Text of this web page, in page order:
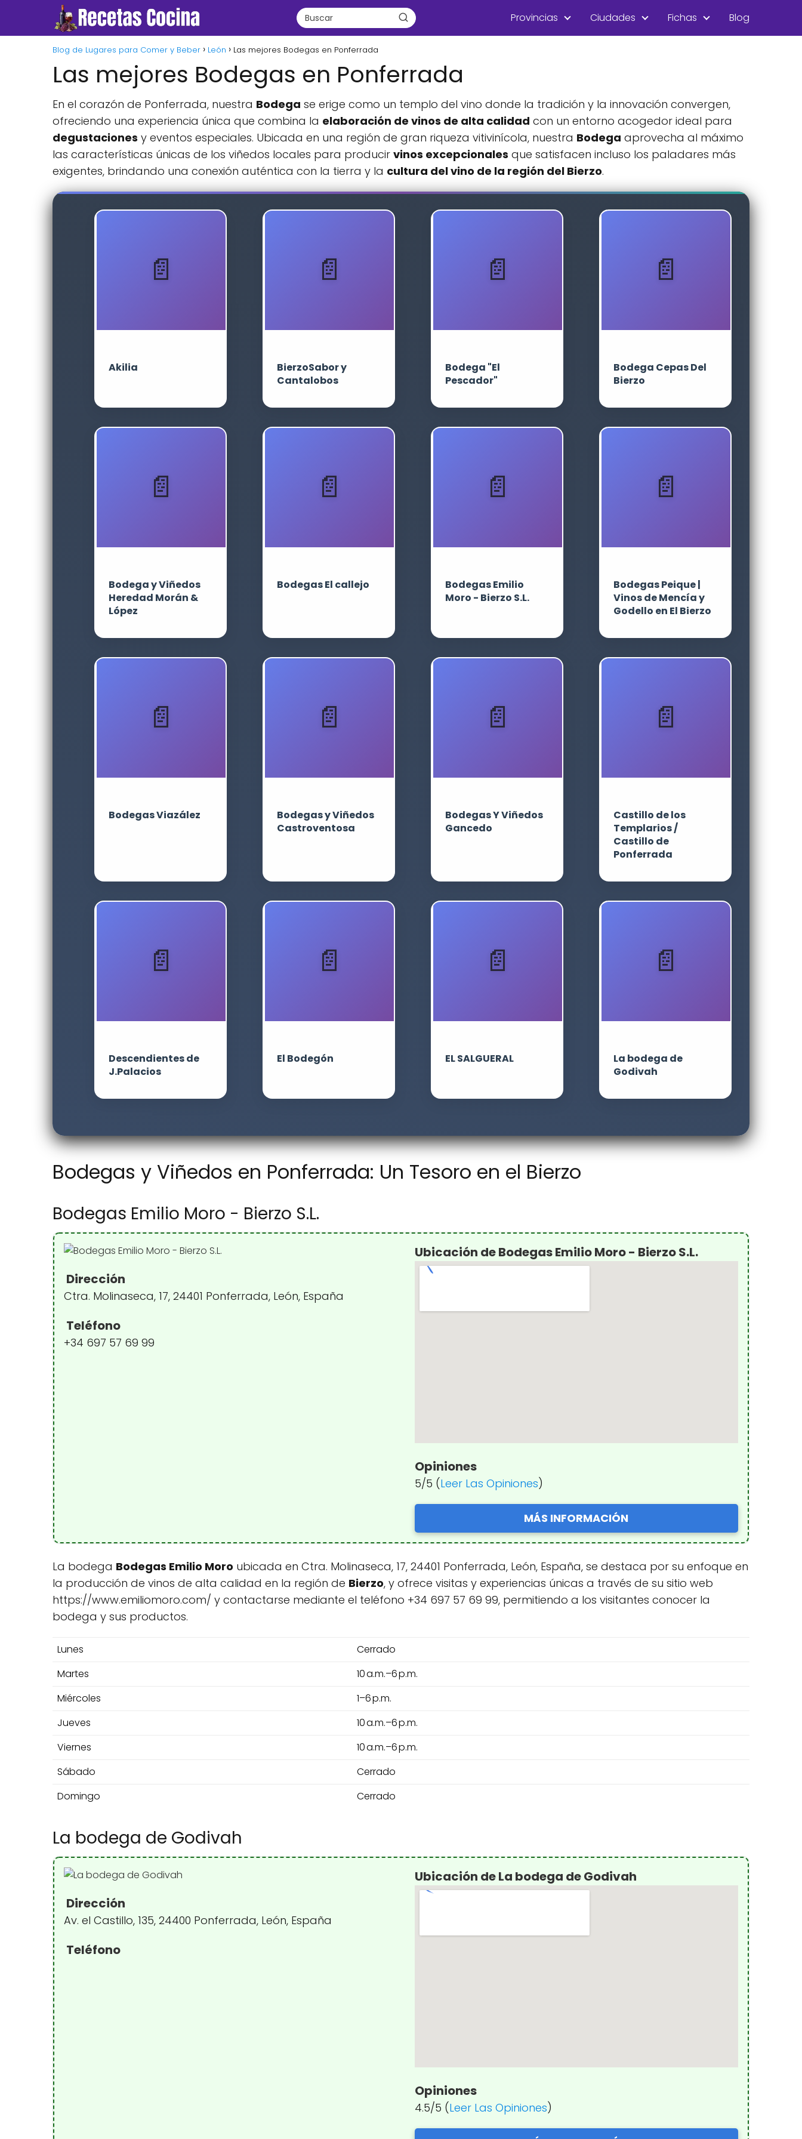
Provincias Ciudades Fichas Blog
Blog de Lugares para Comer y Beber León Las mejores Bodegas en Ponferrada
Las mejores Bodegas en Ponferrada
En el corazón de Ponferrada, nuestra Bodega se erige como un templo del vino donde la tradición y la innovación convergen,
ofreciendo una experiencia única que combina la elaboración de vinos de alta calidad con un entorno acogedor ideal para
degustaciones y eventos especiales. Ubicada en una región de gran riqueza vitivinícola, nuestra Bodega aprovecha al máximo
las características únicas de los viñedos locales para producir vinos excepcionales que satisfacen incluso los paladares más
exigentes, brindando una conexión auténtica con la tierra y la cultura del vino de la región del Bierzo.
Akilia
BierzoSabor y
Cantalobos
Bodega "El
Pescador"
Bodega Cepas Del
Bierzo
Bodega y Viñedos
Heredad Morán &
López
Bodegas El callejo
Bodegas Emilio
Moro - Bierzo S.L.
Bodegas Peique |
Vinos de Mencía y
Godello en El Bierzo
Bodegas Viazález
Bodegas y Viñedos
Castroventosa
Bodegas Y Viñedos
Gancedo
Castillo de los
Templarios /
Castillo de
Ponferrada
Descendientes de
J.Palacios
El Bodegón EL SALGUERAL
La bodega de
Godivah
Bodegas y Viñedos en Ponferrada: Un Tesoro en el Bierzo
Bodegas Emilio Moro - Bierzo S.L.
Dirección
Ctra. Molinaseca, 17, 24401 Ponferrada, León, España
Teléfono
+34 697 57 69 99
Ubicación de Bodegas Emilio Moro - Bierzo S.L.
Opiniones
5/5 (Leer Las Opiniones)
MÁS INFORMACIÓN
La bodega Bodegas Emilio Moro ubicada en Ctra. Molinaseca, 17, 24401 Ponferrada, León, España, se destaca por su enfoque en
la producción de vinos de alta calidad en la región de Bierzo, y ofrece visitas y experiencias únicas a través de su sitio web
https://www.emiliomoro.com/ y contactarse mediante el teléfono +34 697 57 69 99, permitiendo a los visitantes conocer la
bodega y sus productos.
Lunes
Cerrado
Martes
10 a.m.–6 p.m.
Miércoles
1–6 p.m.
Jueves
10 a.m.–6 p.m.
Viernes
10 a.m.–6 p.m.
Sábado
Cerrado
Domingo
Cerrado
La bodega de Godivah
Dirección
Av. el Castillo, 135, 24400 Ponferrada, León, España
Teléfono
Ubicación de La bodega de Godivah
Opiniones
4.5/5 (Leer Las Opiniones)